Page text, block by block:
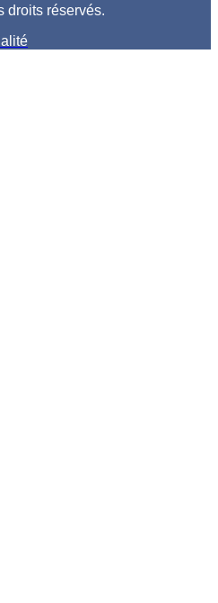
droits réservés.